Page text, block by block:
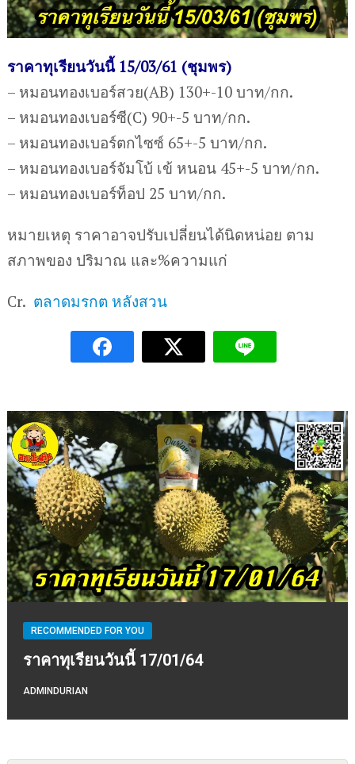
ราคาทุเรียนวันนี้ 15/03/61 (ชุมพร)
– หมอนทองเบอร์สวย(AB) 130+-10 บาท/กก.
– หมอนทองเบอร์ซี(C) 90+-5 บาท/กก.
– หมอนทองเบอร์ตกไซซ์ 65+-5 บาท/กก.
– หมอนทองเบอร์จัมโบ้ เข้ หนอน 45+-5 บาท/กก.
– หมอนทองเบอร์ท็อป 25 บาท/กก.
หมายเหตุ ราคาอาจปรับเปลี่ยนได้นิดหน่อย ตาม
สภาพของ ปริมาณ และ%ความแก่
Cr. ตลาดมรกต หลังสวน
RECOMMENDED FOR YOU
ราคาทุเรียนวันนี้ 17/01/64
ADMINDURIAN